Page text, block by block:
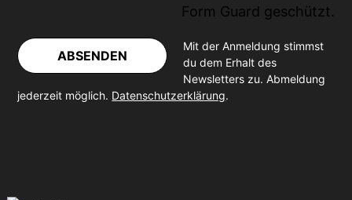
Form Guard geschützt.
ABSENDEN
Mit der Anmeldung stimmst
du dem Erhalt des
Newsletters zu. Abmeldung
jederzeit möglich. Datenschutzerklärung.